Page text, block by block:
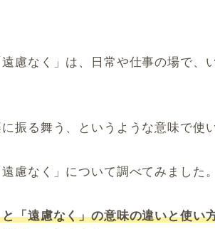
慮なく」は、日常や仕事の場で、
振る舞う、というような意味で使
慮なく」について調べてみました。
「遠慮なく」の意味の違いと使い